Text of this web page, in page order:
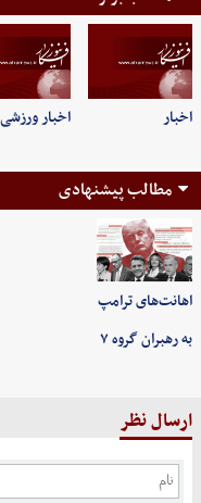
اخبار اخبار ورزشی
مطالب پیشنهادی
اهانت‌های ترامپ
به رهبران گروه ۷
ارسال نظر